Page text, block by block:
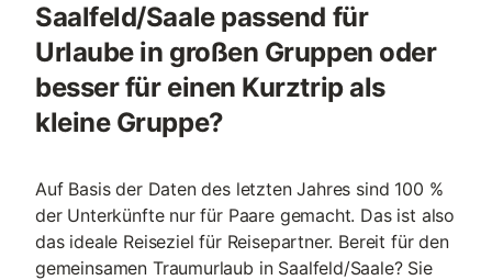
Saalfeld/Saale passend für
Urlaube in großen Gruppen oder
besser für einen Kurztrip als
kleine Gruppe?
Auf Basis der Daten des letzten Jahres sind 100 %
der Unterkünfte nur für Paare gemacht. Das ist also
das ideale Reiseziel für Reisepartner. Bereit für den
gemeinsamen Traumurlaub in Saalfeld/Saale? Sie